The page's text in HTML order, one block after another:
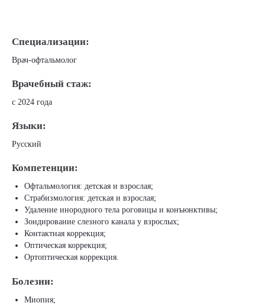
Специализации:
Врач-офтальмолог
Врачебный стаж:
с 2024 года
Языки:
Русский
Компетенции:
Офтальмология: детская и взрослая;
Страбизмология: детская и взрослая;
Удаление инородного тела роговицы и конъюнктивы;
Зондирование слезного канала у взрослых;
Контактная коррекция;
Оптическая коррекция;
Ортоптическая коррекция.
Болезни:
Миопия;